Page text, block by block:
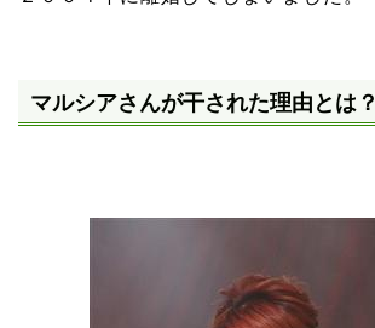
マルシアさんが干された理由とは？